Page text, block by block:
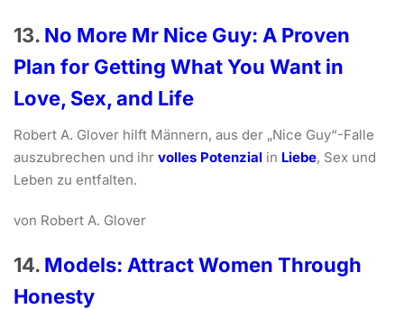
13. No More Mr Nice Guy: A Proven
Plan for Getting What You Want in
Love, Sex, and Life
Robert A. Glover hilft Männern, aus der „Nice Guy“-Falle
auszubrechen und ihr volles Potenzial in Liebe, Sex und
Leben zu entfalten.
von Robert A. Glover
14. Models: Attract Women Through
Honesty